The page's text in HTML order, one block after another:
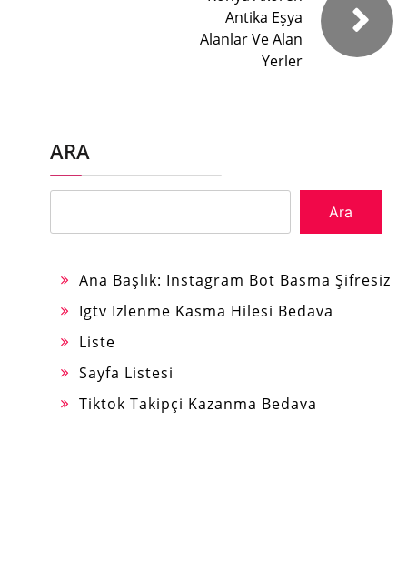
Antika Eşya
Alanlar Ve Alan
Yerler
ARA
Ara
Ana Başlık: Instagram Bot Basma Şifresiz
Igtv Izlenme Kasma Hilesi Bedava
Liste
Sayfa Listesi
Tiktok Takipçi Kazanma Bedava